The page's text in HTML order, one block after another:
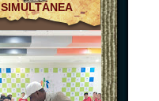
SIMULTÁNEA